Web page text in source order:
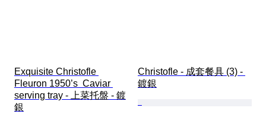
Exquisite Christofle
Fleuron 1950’s  Caviar
serving tray - 上菜托盤 - 鍍
銀
Christofle - 成套餐具 (3) -
鍍銀